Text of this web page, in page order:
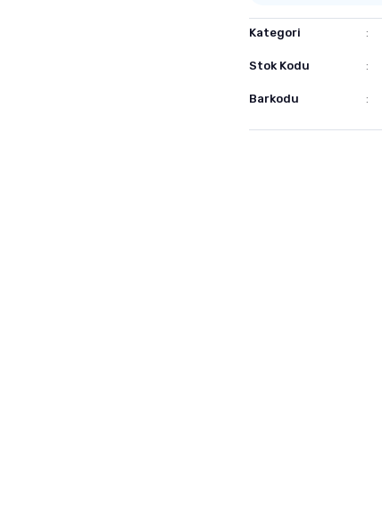
Kategori
Stok Kodu
Barkodu